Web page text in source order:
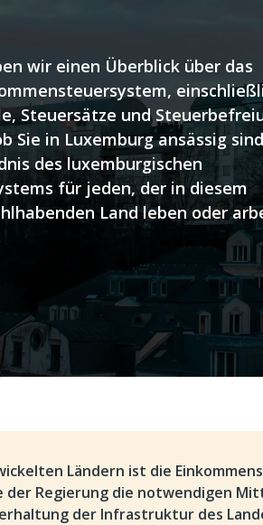
wir einen Überblick über das
Steuersätze und
Sie in Luxemburg ansässig
des luxemburgischen
für jeden, der in diesem
Land leben oder
Ländern ist die
der Regierung die notwendigen
der Infrastruktur des